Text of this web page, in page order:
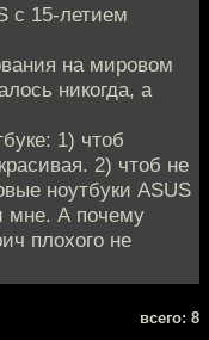
с 15-летием
на мировом
никогда, а
1) чтоб
2) чтоб не
ноутбуки ASUS
мне. А почему
плохого не
всего: 8